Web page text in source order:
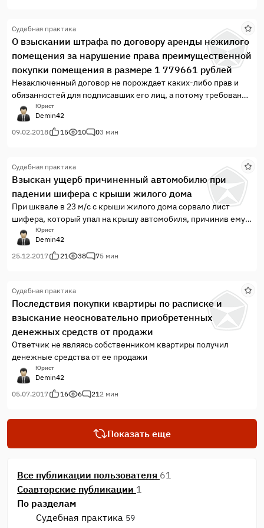
Судебная практика
О взыскании штрафа по договору аренды нежилого
помещения за нарушение права преимущественной
покупки помещения в размере 1 779661 рублей
Незаключенный договор не порождает каких-либо прав и
обязанностей для подписавших его лиц, а потому требование
истца о взыскании с ответчика штрафа за нарушение его
условий не подлежит удовлетворению.
Юрист
Demin42
09.02.2018
15 10 03 мин
Судебная практика
Взыскан ущерб причиненный автомобилю при
падении шифера с крыши жилого дома
При шквале в 23 м/с с крыши жилого дома сорвало лист
шифера, который упал на крышу автомобиля, причинив ему
ущерб в 88 000 руб. Управляющая компания иск не
признавала в силу наличия чрезвычайной и непреодолимой
силы
Юрист
Demin42
25.12.2017
21 38 75 мин
Судебная практика
Последствия покупки квартиры по расписке и
взыскание неосновательно приобретенных
денежных средств от продажи
Ответчик не являясь собственником квартиры получил
денежные средства от ее продажи
Юрист
Demin42
05.07.2017
16 6 212 мин
Показать еще
Все публикации пользователя 61
Соавторские публикации 1
По разделам
Судебная практика 59